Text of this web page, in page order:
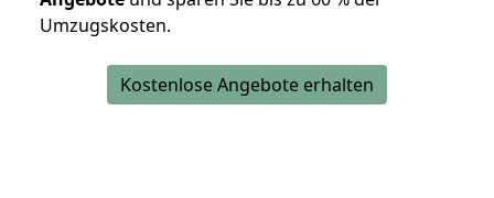
Umzugskosten.
Kostenlose Angebote erhalten